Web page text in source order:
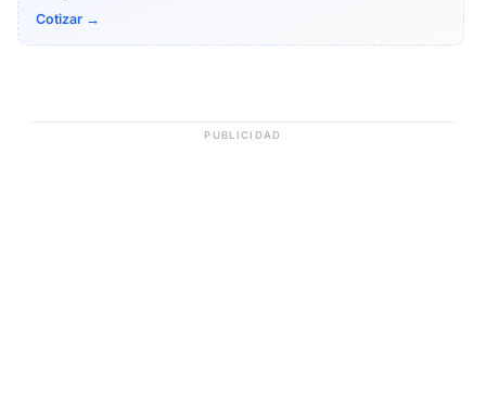
Cotizar →
PUBLICIDAD